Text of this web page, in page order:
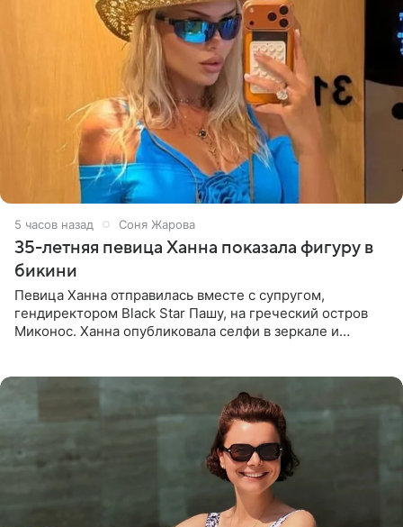
5 часов назад Соня Жарова
35-летняя певица Ханна показала фигуру в
бикини
Певица Ханна отправилась вместе с супругом,
гендиректором Black Star Пашу, на греческий остров
Миконос. Ханна опубликовала селфи в зеркале и